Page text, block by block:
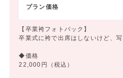
プラン価格
【卒業袴フォトパック】
卒業式に袴で出席はしないけど、
◆価格
22,000円（税込）